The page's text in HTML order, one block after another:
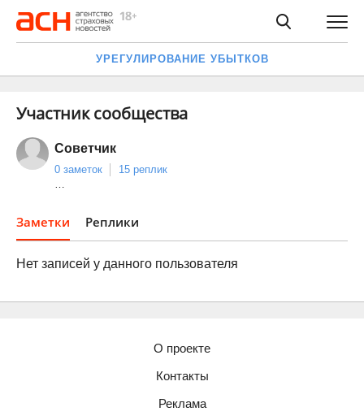
УРЕГУЛИРОВАНИЕ УБЫТКОВ
Участник сообщества
Советчик
0 заметок
15 реплик
…
Заметки Реплики
Нет записей у данного пользователя
О проекте
Контакты
Реклама